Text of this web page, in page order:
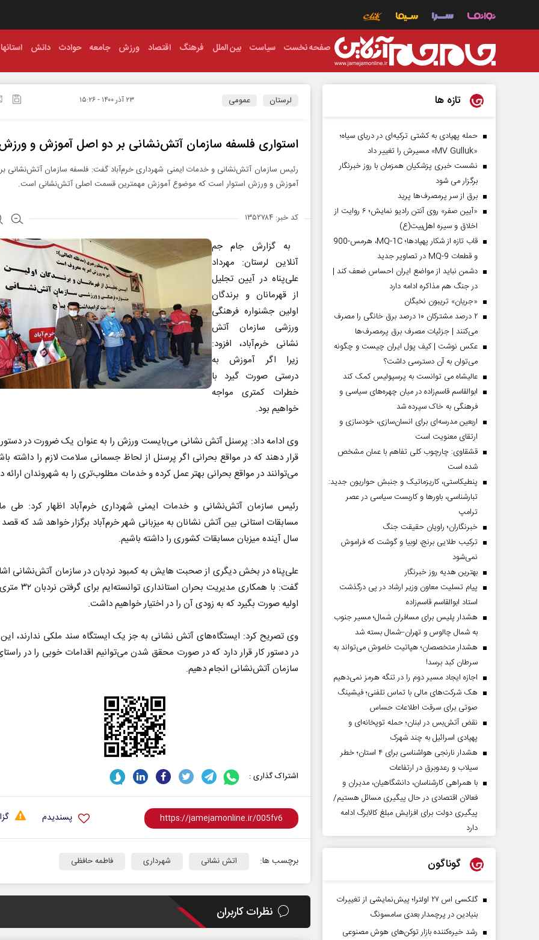
صفحه نخست سیاست بین الملل فرهنگ اقتصاد ورزش جامعه حوادث دانش استانها
لرستان عمومی ۲۳ آذر ۱۴۰۰ - ۱۵:۲۶
استواری فلسفه سازمان آتش‌نشانی بر دو اصل آموزش و
رئیس سازمان آتش‌نشانی و خدمات ایمنی شهرداری خرم‌آباد گفت: فلسفه سازمان آتش‌نشانی
آموزش و ورزش استوار است که موضوع آموزش مهمترین قسمت اصلی آتش‌نشانی است.
کد خبر: ۱۳۵۲۷۸۴
به گزارش جام جم
آنلاین لرستان: مهرداد
علی‌پناه در آیین تجلیل
از قهرمانان و برندگان
اولین جشنواره فرهنگی
ورزشی سازمان آتش
نشانی خرم‌آباد، افزود:
زیرا اگر آموزش به
درستی صورت گیرد با
خطرات کمتری مواجه
خواهیم بود.
وی ادامه داد: پرسنل آتش نشانی می‌بایست ورزش را به عنوان یک ضرورت در دستور
قرار دهند که در مواقع بحرانی اگر پرسنل از لحاظ جسمانی سلامت لازم را داشته
می‌توانند در مواقع بحرانی بهتر عمل کرده و خدمات مطلوب‌تری را به شهروندان ارائه
رئیس سازمان آتش‌نشانی و خدمات ایمنی شهرداری خرم‌آباد اظهار کرد: طی
مسابقات استانی بین آتش نشانان به میزبانی شهر خرم‌آباد برگزار خواهد شد که قصد
سال آینده میزبان مسابقات کشوری را داشته باشیم.
علی‌پناه در بخش دیگری از صحبت هایش به کمبود نردبان در سازمان آتش‌نشانی
گفت: با همکاری مدیریت
اولیه صورت بگیرد که به زودی آن را در اختیار خواهیم داشت.
وی تصریح کرد: ایستگاه‌های آتش نشانی به جز یک ایستگاه سند ملکی ندارند،
در دستور کار قرار دارد که در صورت محقق شدن می‌توانیم اقدامات خوبی را در
سازمان آتش‌نشانی انجام دهیم.
اشتراک گذاری :
پسندیدم
برچسب ها: اتش نشانی شهرداری فاطمه حافظی
نظرات کاربران
تازه ها
حمله پهپادی به کشتی ترکیه‌ای در دریای سیاه؛
«MV Gulluk» مسیرش را تغییر داد
نشست خبری پزشکیان همزمان با روز خبرنگار
برگزار می شود
برق از سر پرمصرف‌ها پرید
«آیین صفر» روی آنتن رادیو نمایش؛ ۶ روایت از
اخلاق و سیره اهل‌بیت(ع)
قاب تازه از شکار پهپادها؛ MQ-1C، هرمس-900
و قطعات MQ-9 در تصاویر جدید
دشمن نباید از مواضع ایران احساس ضعف کند |
در جنگ هم مذاکره ادامه دارد
«جریان» تریبون نخبگان
۲ درصد مشترکان ۱۰ درصد برق خانگی را مصرف
می‌کنند | جزئیات مصرف برق پرمصرف‌ها
عکس نوشت | کیف پول ایران چیست و چگونه
می‌توان به آن دسترسی داشت؟
عالیشاه می توانست به پرسپولیس کمک کند
ابوالقاسم قاسم‌زاده در میان چهره‌های سیاسی و
فرهنگی به خاک سپرده شد
اربعین مدرسه‌ای برای انسان‌سازی، خودسازی و
ارتقای معنویت است
قشقاوی: چارچوب کلی تفاهم با عمان مشخص
شده است
پنطیکاستی، کاریزماتیک و جنبش حواریون جدید:
تبارشناسی، باور‌ها و کاربست سیاسی در عصر
ترامپ
خبرنگاران؛ راویان حقیقت جنگ
ترکیب طلایی برنج، لوبیا و گوشت که فراموش
نمی‌شود
بهترین هدیه روز خبرنگار
پیام تسلیت معاون وزیر ارشاد در پی درگذشت
استاد ابوالقاسم قاسم‌زاده
هشدار پلیس برای مسافران شمال؛ مسیر جنوب
به شمال چالوس و تهران–شمال بسته شد
هشدار متخصصان؛ هپاتیت خاموش می‌تواند به
سرطان کبد برسد!
اجازه ایجاد مسیر دوم را در تنگه هرمز نمی‌دهیم
هک شرکت‌های مالی با تماس تلفنی؛ فیشینگ
صوتی برای سرقت اطلاعات حساس
نقض آتش‌بس در لبنان؛ حمله توپخانه‌ای و
پهپادی اسرائیل به چند شهرک
هشدار نارنجی هواشناسی برای ۴ استان؛ خطر
سیلاب و رعدوبرق در ارتفاعات
با همراهی کارشناسان، دانشگاهیان، مدیران و
فعالان اقتصادی در حال پیگیری مسائل هستیم/
پیگیری دولت برای افزایش مبلغ کالابرگ ادامه
دارد
گوناگون
گلکسی اس ۲۷ اولترا؛ پیش‌نمایشی از تغییرات
بنیادین در پرچمدار بعدی سامسونگ
رشد خیره‌کننده بازار توکن‌های هوش مصنوعی